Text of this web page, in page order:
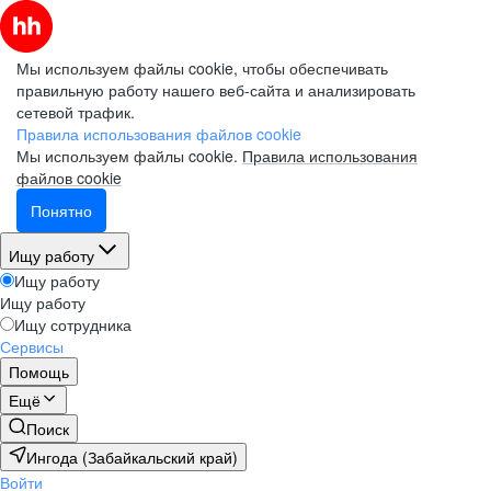
Мы используем файлы cookie, чтобы обеспечивать
правильную работу нашего веб-сайта и анализировать
сетевой трафик.
Правила использования файлов cookie
Мы используем файлы cookie. Правила использования
файлов cookie
Понятно
Ищу работу
Ищу работу
Ищу работу
Ищу сотрудника
Сервисы
Помощь
Ещё
Поиск
Ингода (Забайкальский край)
Войти